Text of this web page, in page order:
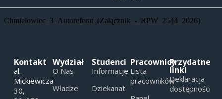
Chmielowiec_3_Autoreferat_(Załącznik_-_RPW_2544_2026)
Kontakt
al.
Mickiewicza
30,
Wydział
O Nas
Władze
Studenci
Informacje
Dziekanat
Pracownicy
Lista
pracowników
Przydatne
linki
Deklaracja
dostępności